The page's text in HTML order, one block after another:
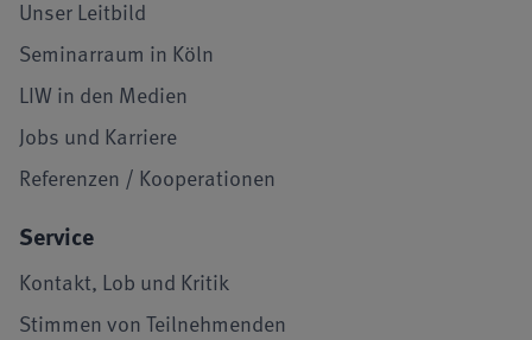
Unser Leitbild
Seminarraum in Köln
LIW in den Medien
Jobs und Karriere
Referenzen / Kooperationen
Service
Kontakt, Lob und Kritik
Stimmen von Teilnehmenden